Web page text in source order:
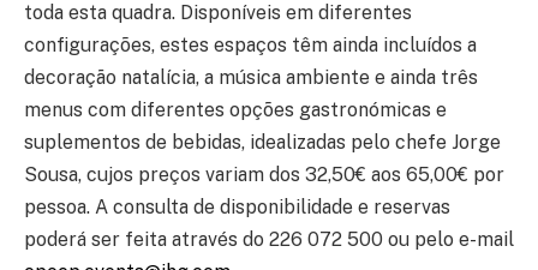
toda esta quadra. Disponíveis em diferentes
configurações, estes espaços têm ainda incluídos a
decoração natalícia, a música ambiente e ainda três
menus com diferentes opções gastronómicas e
suplementos de bebidas, idealizadas pelo chefe Jorge
Sousa, cujos preços variam dos 32,50€ aos 65,00€ por
pessoa. A consulta de disponibilidade e reservas
poderá ser feita através do 226 072 500 ou pelo e-mail